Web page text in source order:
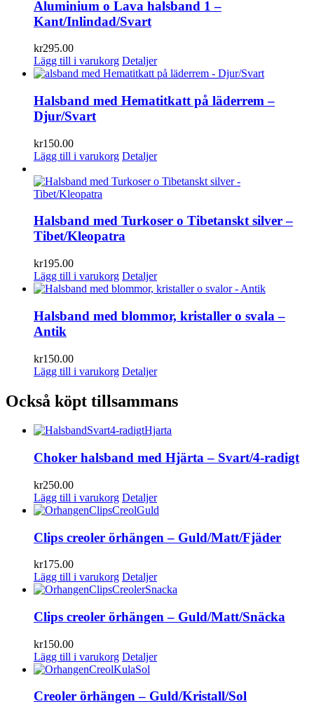
Aluminium o Lava halsband 1 –
Kant/Inlindad/Svart
kr295.00
Lägg till i varukorg Detaljer
Halsband med Hematitkatt på läderrem –
Djur/Svart
kr150.00
Lägg till i varukorg Detaljer
Halsband med Turkoser o Tibetanskt silver –
Tibet/Kleopatra
kr195.00
Lägg till i varukorg Detaljer
Halsband med blommor, kristaller o svala –
Antik
kr150.00
Lägg till i varukorg Detaljer
Också köpt tillsammans
Choker halsband med Hjärta – Svart/4-radigt
kr250.00
Lägg till i varukorg Detaljer
Clips creoler örhängen – Guld/Matt/Fjäder
kr175.00
Lägg till i varukorg Detaljer
Clips creoler örhängen – Guld/Matt/Snäcka
kr150.00
Lägg till i varukorg Detaljer
Creoler örhängen – Guld/Kristall/Sol